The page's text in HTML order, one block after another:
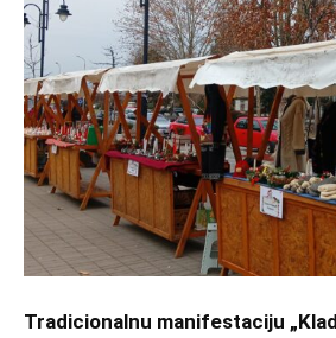
Tradicionalnu manifestaciju